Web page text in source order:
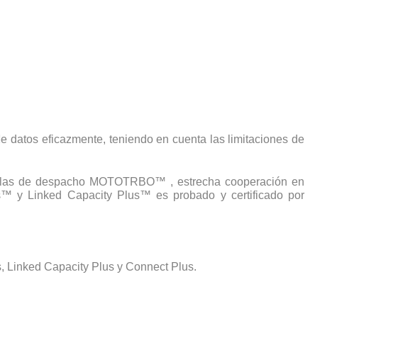
datos eficazmente, teniendo en cuenta las limitaciones de
de despacho MOTOTRBO™ , estrecha cooperación en
y Linked Capacity Plus™ es probado y certificado por
Linked Capacity Plus y Connect Plus.